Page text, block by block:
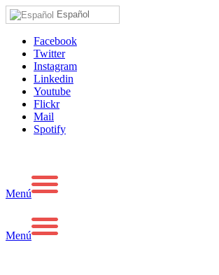
Español
Facebook
Twitter
Instagram
Linkedin
Youtube
Flickr
Mail
Spotify
Menú
Menú